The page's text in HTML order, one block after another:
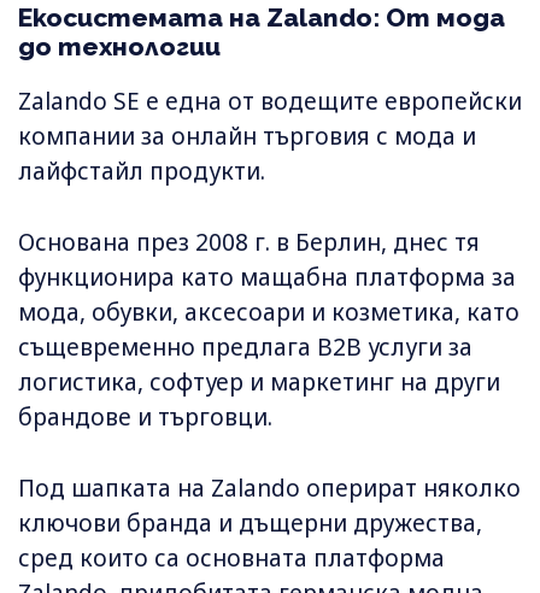
Екосистемата на Zalando: От мода
до технологии
Zalando SE е една от водещите европейски
компании за онлайн търговия с мода и
лайфстайл продукти.
Основана през 2008 г. в Берлин, днес тя
функционира като мащабна платформа за
мода, обувки, аксесоари и козметика, като
същевременно предлага B2B услуги за
логистика, софтуер и маркетинг на други
брандове и търговци.
Под шапката на Zalando оперират няколко
ключови бранда и дъщерни дружества,
сред които са основната платформа